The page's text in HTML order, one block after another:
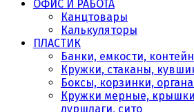
ОФИС И РАБОТА
Канцтовары
Калькуляторы
ПЛАСТИК
Банки, емкости,
Кружки, стаканы,
Боксы, корзинки,
Кружки мерные,
дуршлаги, сито